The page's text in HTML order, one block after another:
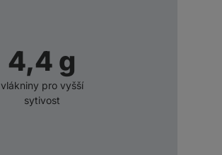
4,4 g
vlákniny pro vyšší
sytivost